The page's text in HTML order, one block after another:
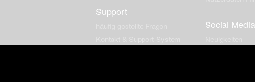
Support
Social Media